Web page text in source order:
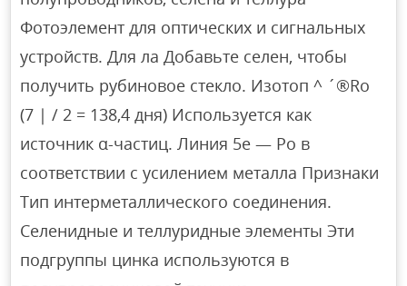
Фотоэлемент для оптических и сигнальных
устройств. Для ла Добавьте селен, чтобы
получить рубиновое стекло. Изотоп ^ ´®Ro
(7 | / 2 = 138,4 дня) Используется как
источник α-частиц. Линия 5e — Po в
соответствии с усилением металла Признаки
Тип интерметаллического соединения.
Селенидные и теллуридные элементы Эти
подгруппы цинка используются в